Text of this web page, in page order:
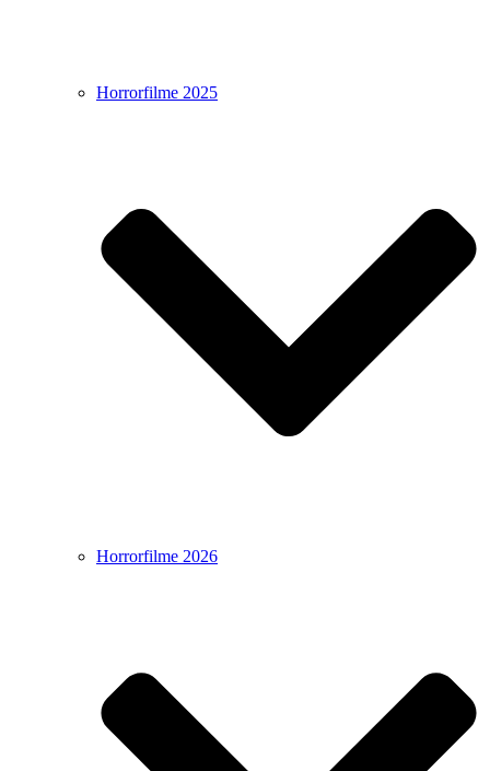
Horrorfilme 2025
Horrorfilme 2026